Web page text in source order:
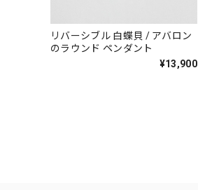
リバーシブル 白蝶貝 / アバロン
のラウンド ペンダント
¥13,900